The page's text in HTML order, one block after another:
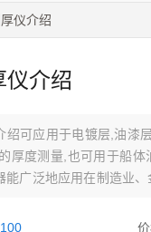
仪介绍
仪介绍
绍可应用于电镀层,油漆
厚度测量,也可用于船
能广泛地应用在制造业
价